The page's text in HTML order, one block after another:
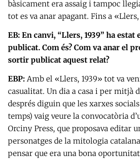
bàsicament era assaig i tampoc
tot es va anar apagant. Fins a «Llers,
EB: En canvi, “Llers, 1939” ha
publicat. Com és? Com va anar el
sortir publicat aquest relat?
EBP: Amb el «Llers, 1939» tot va
casualitat. Un dia a casa i per mitjà
després diguin que les xarxes
temps) vaig veure la convocatòria
Orciny Press, que proposava editar
personatges de la mitologia
pensar que era una bona